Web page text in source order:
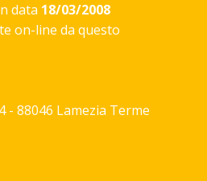
data 18/03/2008
on-line da questo
- 88046 Lamezia Terme